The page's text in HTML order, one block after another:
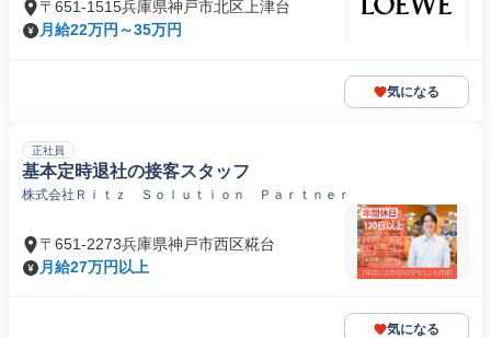
〒651-1515兵庫県神戸市北区上津台
月給22万円～35万円
気になる
正社員
基本定時退社の接客スタッフ
株式会社Ｒｉｔｚ Ｓｏｌｕｔｉｏｎ Ｐａｒｔｎｅｒ
〒651-2273兵庫県神戸市西区糀台
月給27万円以上
気になる